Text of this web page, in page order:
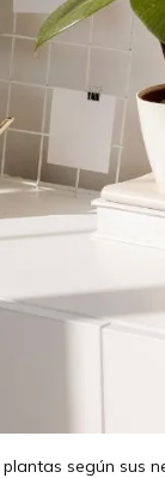
según sus